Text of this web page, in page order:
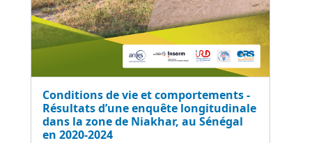
Conditions de vie et comportements -
Résultats d’une enquête longitudinale
dans la zone de Niakhar, au Sénégal
en 2020-2024